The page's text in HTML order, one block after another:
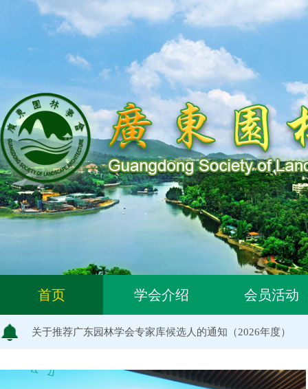
首页 学会介绍 会员活动
关于同意96位个人为广东园林学会个人会员的通知
关于同意318位个人为广东园林学会个人会员的通知
关于2026年度广东园林学会科学技术奖申报工作延期的通知
广东园林学会关于开展2026年广东风景园林优秀学子奖评选
关于申报2026年度广东园林学会科学技术奖的通知